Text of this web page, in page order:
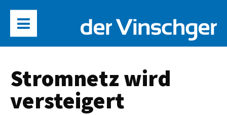
Stromnetz wird
versteigert